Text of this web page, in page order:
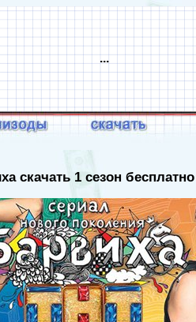
...
скачать 1 сезон бесплатно